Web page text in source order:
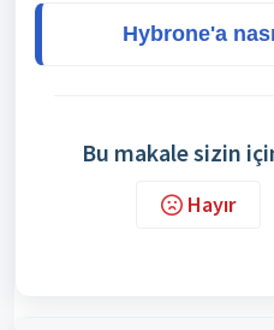
Hybrone'a
Bu makale sizin
Hayır